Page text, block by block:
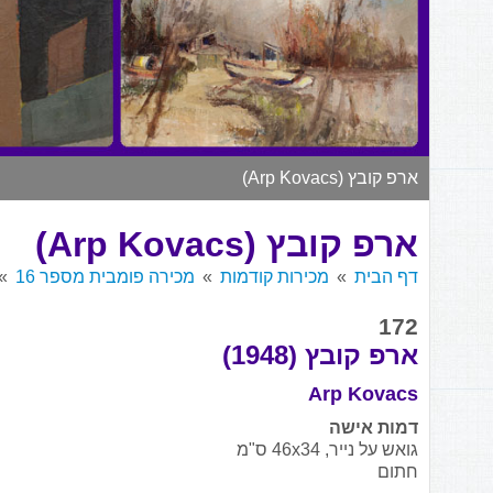
ארפ קובץ (Arp Kovacs)
ארפ קובץ (Arp Kovacs)
דף הבית מכירות קודמות מכירה פומבית מספר 16
172
ארפ קובץ (1948)
Arp Kovacs
דמות אישה
גואש על נייר, 46x34 ס"מ
חתום